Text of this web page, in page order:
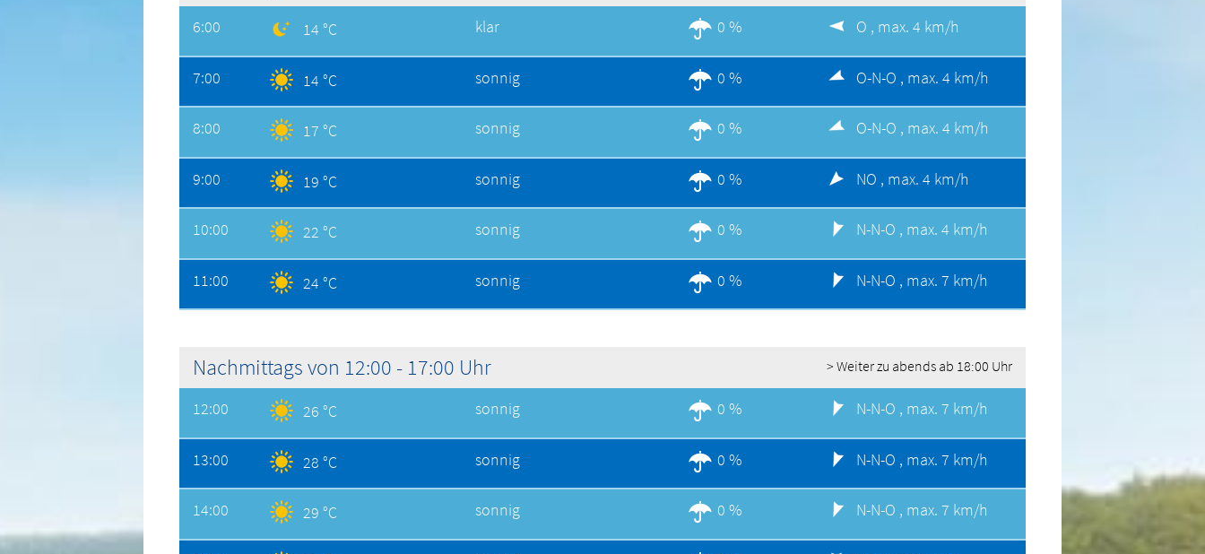
6:00 14 °C klar 0 % O , max. 4 km/h
7:00 14 °C sonnig 0 % O-N-O , max. 4 km/h
8:00 17 °C sonnig 0 % O-N-O , max. 4 km/h
9:00 19 °C sonnig 0 % NO , max. 4 km/h
10:00 22 °C sonnig 0 % N-N-O , max. 4 km/h
11:00 24 °C sonnig 0 % N-N-O , max. 7 km/h
Nachmittags von 12:00 - 17:00 Uhr > Weiter zu abends ab 18:00 Uhr
12:00 26 °C sonnig 0 % N-N-O , max. 7 km/h
13:00 28 °C sonnig 0 % N-N-O , max. 7 km/h
14:00 29 °C sonnig 0 % N-N-O , max. 7 km/h